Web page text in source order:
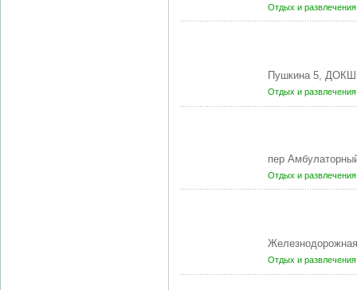
Отдых и
Пушкина 5,
Отдых и
пер
Отдых и
Отдых и